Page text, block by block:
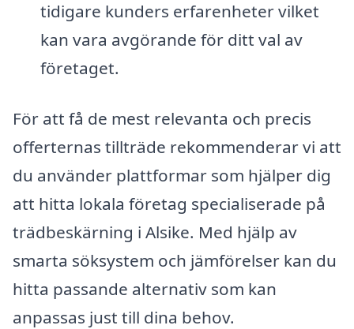
tidigare kunders erfarenheter vilket
kan vara avgörande för ditt val av
företaget.
För att få de mest relevanta och precis
offerternas tillträde rekommenderar vi att
du använder plattformar som hjälper dig
att hitta lokala företag specialiserade på
trädbeskärning i Alsike. Med hjälp av
smarta söksystem och jämförelser kan du
hitta passande alternativ som kan
anpassas just till dina behov.